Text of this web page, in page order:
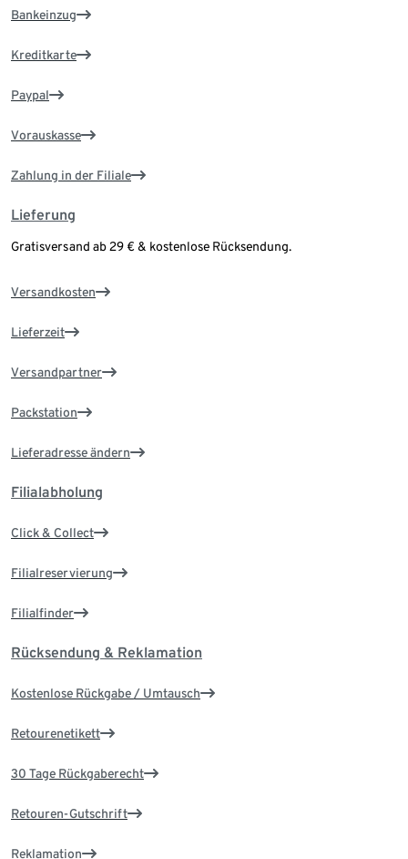
Bankeinzug
Kreditkarte
Paypal
Vorauskasse
Zahlung in der Filiale
Lieferung
Gratisversand ab 29 € & kostenlose Rücksendung.
Versandkosten
Lieferzeit
Versandpartner
Packstation
Lieferadresse ändern
Filialabholung
Click & Collect
Filialreservierung
Filialfinder
Rücksendung & Reklamation
Kostenlose Rückgabe / Umtausch
Retourenetikett
30 Tage Rückgaberecht
Retouren-Gutschrift
Reklamation